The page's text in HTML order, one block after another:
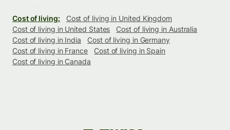
Cost of living:
Cost of living in United Kingdom
Cost of living in United States
Cost of living in Australia
Cost of living in India
Cost of living in Germany
Cost of living in France
Cost of living in Spain
Cost of living in Canada